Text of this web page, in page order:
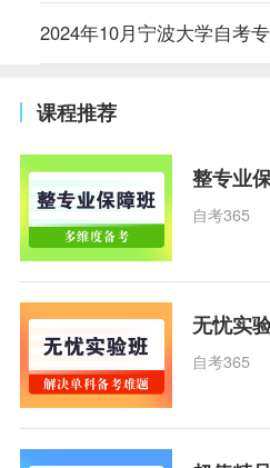
2024年10月宁波大学自考
课程推荐
整专业
自考365
无忧实
自考365